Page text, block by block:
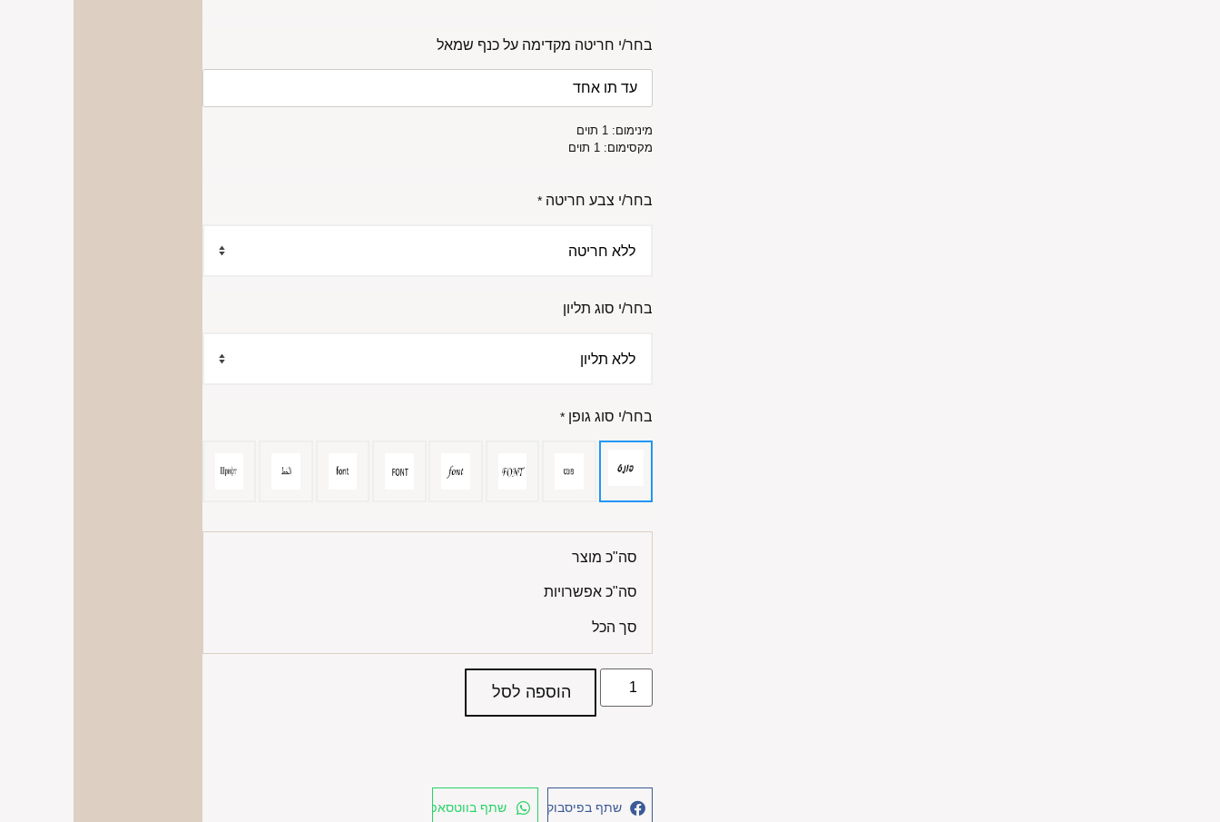
בחר/י חריטה מקדימה על כנף שמאל
מינימום: 1 תוים
מקסימום: 1 תוים
בחר/י צבע חריטה *
בחר/י סוג תליון
בחר/י סוג גופן *
סה"כ מוצר
סה"כ אפשרויות
סך הכל
הוספה לסל
שתף בפיסבוק שתף בווטסאפ